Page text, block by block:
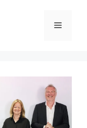
Menu